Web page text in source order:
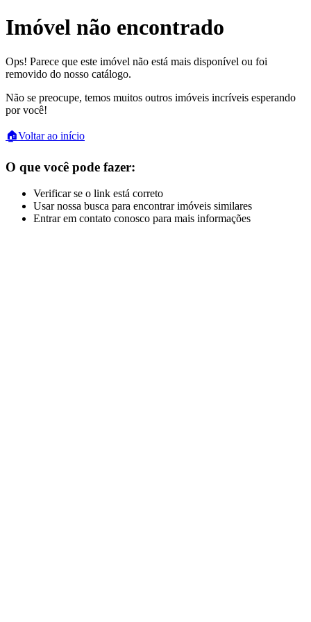
Imóvel não encontrado
Ops! Parece que este imóvel não está mais disponível ou foi
removido do nosso catálogo.
Não se preocupe, temos muitos outros imóveis incríveis esperando
por você!
🏠Voltar ao início
O que você pode fazer:
Verificar se o link está correto
Usar nossa busca para encontrar imóveis similares
Entrar em contato conosco para mais informações